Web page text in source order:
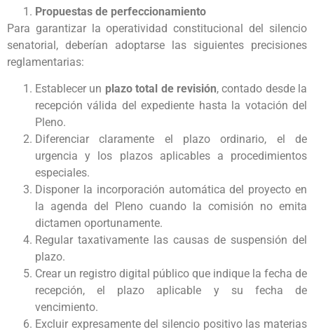
Propuestas de perfeccionamiento
Para garantizar la operatividad constitucional del silencio
senatorial, deberían adoptarse las siguientes precisiones
reglamentarias:
Establecer un plazo total de revisión, contado desde la
recepción válida del expediente hasta la votación del
Pleno.
Diferenciar claramente el plazo ordinario, el de
urgencia y los plazos aplicables a procedimientos
especiales.
Disponer la incorporación automática del proyecto en
la agenda del Pleno cuando la comisión no emita
dictamen oportunamente.
Regular taxativamente las causas de suspensión del
plazo.
Crear un registro digital público que indique la fecha de
recepción, el plazo aplicable y su fecha de
vencimiento.
Excluir expresamente del silencio positivo las materias